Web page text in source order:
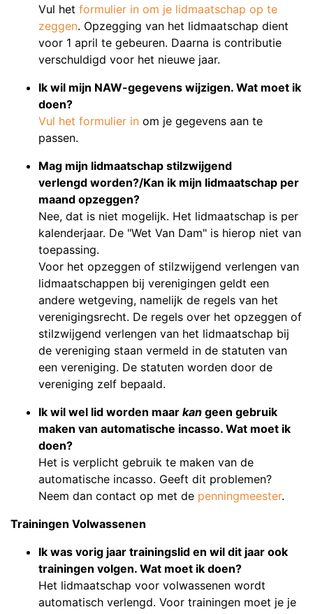
Vul het formulier in om je lidmaatschap op te
zeggen. Opzegging van het lidmaatschap dient
voor 1 april te gebeuren. Daarna is contributie
verschuldigd voor het nieuwe jaar.
Ik wil mijn NAW-gegevens wijzigen. Wat moet ik
doen?
Vul het formulier in om je gegevens aan te
passen.
Mag mijn lidmaatschap stilzwijgend
verlengd worden?/Kan ik mijn lidmaatschap per
maand opzeggen?
Nee, dat is niet mogelijk. Het lidmaatschap is per
kalenderjaar. De "Wet Van Dam" is hierop niet van
toepassing.
Voor het opzeggen of stilzwijgend verlengen van
lidmaatschappen bij verenigingen geldt een
andere wetgeving, namelijk de regels van het
verenigingsrecht. De regels over het opzeggen of
stilzwijgend verlengen van het lidmaatschap bij
de vereniging staan vermeld in de statuten van
een vereniging. De statuten worden door de
vereniging zelf bepaald.
Ik wil wel lid worden maar kan geen gebruik
maken van automatische incasso. Wat moet ik
doen?
Het is verplicht gebruik te maken van de
automatische incasso. Geeft dit problemen?
Neem dan contact op met de penningmeester.
Trainingen Volwassenen
Ik was vorig jaar trainingslid en wil dit jaar ook
trainingen volgen. Wat moet ik doen?
Het lidmaatschap voor volwassenen wordt
automatisch verlengd. Voor trainingen moet je je